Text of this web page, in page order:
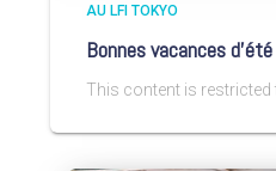
AU LFI TOKYO
Bonnes vacances d’été
This content is